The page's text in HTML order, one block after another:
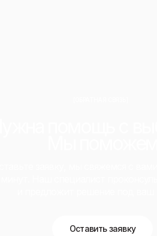
Оставить заявку